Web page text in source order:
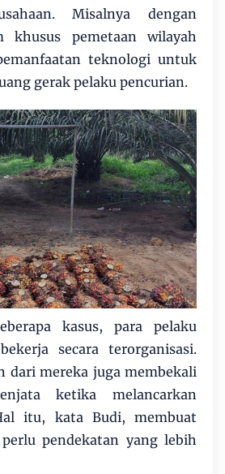
Misalnya dengan
khusus pemetaan wilayah
teknologi untuk
gerak pelaku pencurian.
kasus, para pelaku
secara terorganisasi.
dari mereka juga membekali
ketika melancarkan
itu, kata Budi, membuat
pendekatan yang lebih